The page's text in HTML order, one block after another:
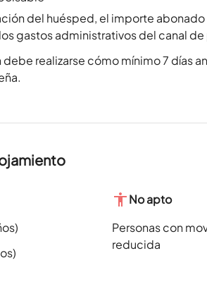
del huésped, el importe
gastos administrativos del canal de
realizarse cómo mínimo 7 días
No apto
Personas con
reducida